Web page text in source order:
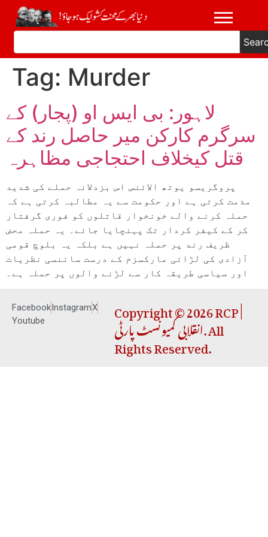
Tag: Murder
لاہور: بی ایس او (پجار) کے
سرگرم کارکن میر حاصل رند کے
قتل کیخلاف احتجاجی مظاہرہ
پروگریسو یوتھ الائنس اس بزدلانہ حملے کی شدید
مذمت کرتی ہے اور حکومت سے یہ مطالبہ کرتی ہے کہ
حملہ کرنے والے خونخوار قاتلوں کو فوری گرفتار
کر کے کیفر کردار تک پہنچایا جائے۔ یہ حملہ محض
ظریف رند پر حملہ نہیں ہے بلکہ یہ بلوچ قومی
آزادی کی لڑائی مارکسزم کے درست سائنسی نظریات
اور سیاسی طریقہ کار سے لڑنے والوں پر حملہ ہے۔
FacebookInstagramX
Youtube
Copyright © 2026 RCP |
انقلابی کمیونسٹ پارٹی. All
Rights Reserved.